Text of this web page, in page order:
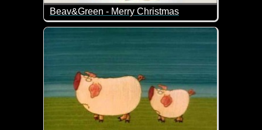
Beav&Green - Merry Christmas
Hoffentlich sind eure Geschenke keine